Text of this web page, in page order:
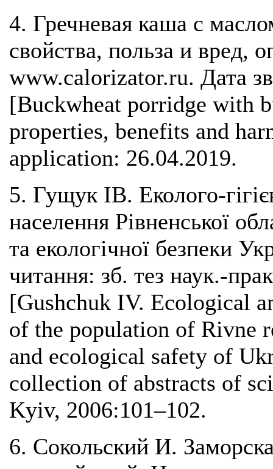
4. Гречневая каша с
свойства, польза и вред,
www.calorizator.ru. Дата
[Buckwheat porridge with
properties, benefits and
application: 26.04.2019.
5. Гущук ІВ. Еколого-
населення Рівненської
та екологічної безпеки
читання: зб. тез наук.-
[Gushchuk IV. Ecological
of the population of Rivne
and ecological safety of
collection of abstracts of
Kyiv, 2006:101–102.
6. Сокольский И.